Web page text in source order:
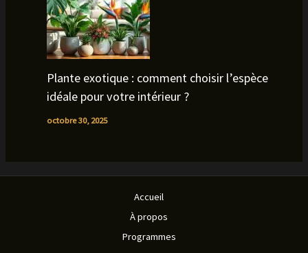
Plante exotique : comment choisir l’espèce
idéale pour votre intérieur ?
octobre 30, 2025
Accueil
À propos
Programmes